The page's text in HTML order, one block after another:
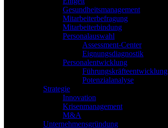
Gesundheitsmanagement
Mitarbeiterbefragung
Mitarbeiterbindung
Personalauswahl
Assessment-Center
Eignungsdiagnostik
Personalentwicklung
Führungskräfteentwicklung
Potenzialanalyse
Strategie
Innovation
Krisenmanagement
M&A
Unternehmensgründung